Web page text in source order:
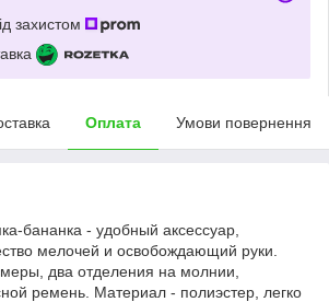
захистом
Оплата Умови повернення
бананка - удобный аксессуар,
мелочей и освобождающий руки.
два отделения на молнии,
ремень. Материал - полиэстер, легко